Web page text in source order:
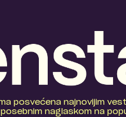
posvećena najnovijim
naglaskom na